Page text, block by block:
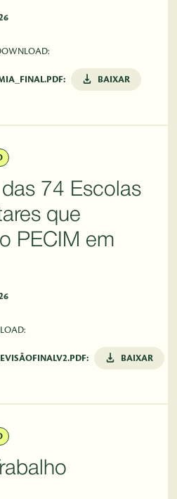
BAIXAR
74 Escolas
que
PECIM em
BAIXAR